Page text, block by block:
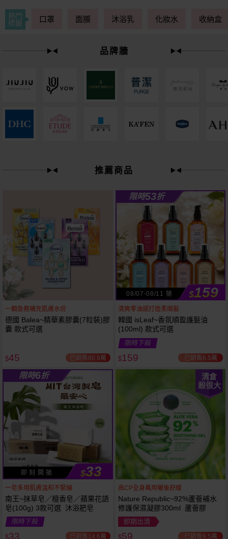
立刻送
限時53折
熱門
標籤
口罩 面膜 沐浴乳 化妝水 收納盒
品牌牆
推薦商品
一顆急救補充肌膚水份
德國 Balea~精華素膠囊(7粒裝)膠
囊 款式可選
$45 已銷售60.9萬
限時53折
08/07-08/11 搶 $159
清爽零油感打造柔順髮
韓國 isLeaf~香氛順盈護髮油
(100ml) 款式可選
限時下殺
$159 已銷售6.5萬
限時6折
即 刻 開 搶 $33
一皂多用肌膚溫和不緊繃
南王~抹草皂／檀香皂／蘋果花語
皂(100g) 3款可選 沐浴肥皂
限時下殺
$33 已銷售14.6萬
清倉
殺很大
高CP全身萬用曬後舒緩
Nature Republic~92%蘆薈補水
修護保濕凝膠300ml 蘆薈膠
即期出清
$59 已銷售9.5萬